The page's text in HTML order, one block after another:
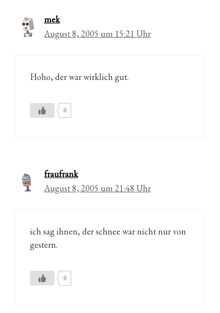
mek
August 8, 2005 um 15:21 Uhr
Hoho, der war wirklich gut.
0
fraufrank
August 8, 2005 um 21:48 Uhr
ich sag ihnen, der schnee war nicht nur von
gestern.
0